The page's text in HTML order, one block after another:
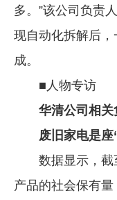
多。”该公司负责
现自动化拆解后
成。
■人物专访
华清公司相关
废旧家电是座“
数据显示，截
产品的社会保有